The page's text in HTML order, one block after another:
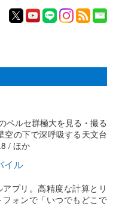
ペルセ群極大を見る・撮る
空の下で深呼吸する天文台
/ ほか
イル
プリ。高精度な計算とリ
ォンで「いつでもどこで